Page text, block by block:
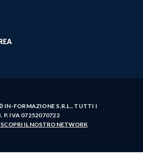
IN-FORMAZIONE S.R.L.. TUTTI I
P. IVA 07252070722
SCOPRI IL NOSTRO NETWORK